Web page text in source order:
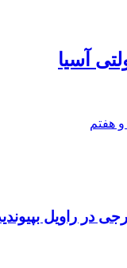
آسیا
هفتم